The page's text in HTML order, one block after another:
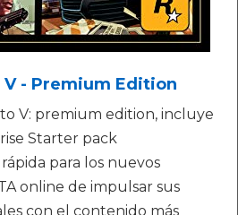
- Premium Edition
V: premium edition, incluye
Starter pack
para los nuevos
online de impulsar sus
con el contenido más